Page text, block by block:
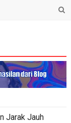
Jarak Jauh